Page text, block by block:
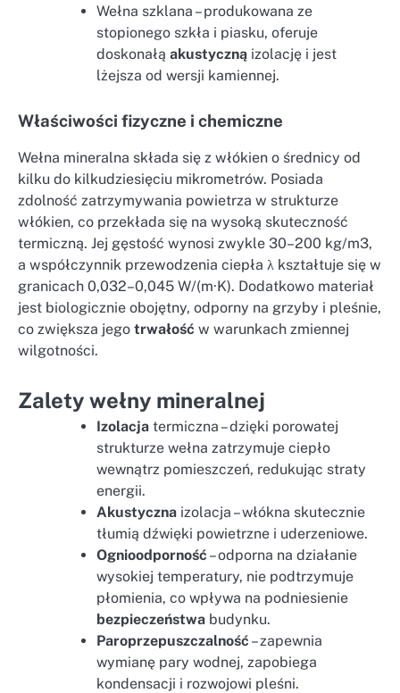
Wełna szklana – produkowana ze
stopionego szkła i piasku, oferuje
doskonałą akustyczną izolację i jest
lżejsza od wersji kamiennej.
Właściwości fizyczne i chemiczne
Wełna mineralna składa się z włókien o średnicy od
kilku do kilkudziesięciu mikrometrów. Posiada
zdolność zatrzymywania powietrza w strukturze
włókien, co przekłada się na wysoką skuteczność
termiczną. Jej gęstość wynosi zwykle 30–200 kg/m3,
a współczynnik przewodzenia ciepła λ kształtuje się w
granicach 0,032–0,045 W/(m·K). Dodatkowo materiał
jest biologicznie obojętny, odporny na grzyby i pleśnie,
co zwiększa jego trwałość w warunkach zmiennej
wilgotności.
Zalety wełny mineralnej
Izolacja termiczna – dzięki porowatej
strukturze wełna zatrzymuje ciepło
wewnątrz pomieszczeń, redukując straty
energii.
Akustyczna izolacja – włókna skutecznie
tłumią dźwięki powietrzne i uderzeniowe.
Ognioodporność – odporna na działanie
wysokiej temperatury, nie podtrzymuje
płomienia, co wpływa na podniesienie
bezpieczeństwa budynku.
Paroprzepuszczalność – zapewnia
wymianę pary wodnej, zapobiega
kondensacji i rozwojowi pleśni.